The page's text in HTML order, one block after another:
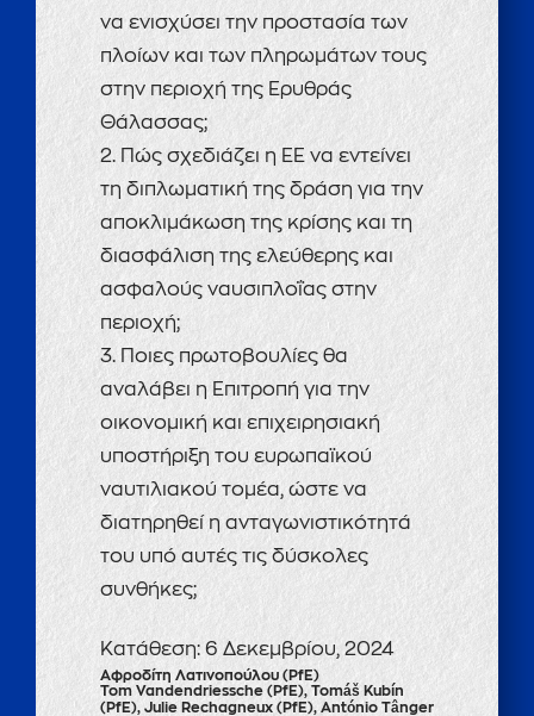
να ενισχύσει την προστασία των
πλοίων και των πληρωμάτων τους
στην περιοχή της Ερυθράς
Θάλασσας;
2. Πώς σχεδιάζει η ΕΕ να εντείνει
τη διπλωματική της δράση για την
αποκλιμάκωση της κρίσης και τη
διασφάλιση της ελεύθερης και
ασφαλούς ναυσιπλοΐας στην
περιοχή;
3. Ποιες πρωτοβουλίες θα
αναλάβει η Επιτροπή για την
οικονομική και επιχειρησιακή
υποστήριξη του ευρωπαϊκού
ναυτιλιακού τομέα, ώστε να
διατηρηθεί η ανταγωνιστικότητά
του υπό αυτές τις δύσκολες
συνθήκες;
Κατάθεση: 6 Δεκεμβρίου, 2024
Αφροδίτη Λατινοπούλου (PfE)
Tom Vandendriessche (PfE), Tomáš Kubín
(PfE), Julie Rechagneux (PfE), António Tânger